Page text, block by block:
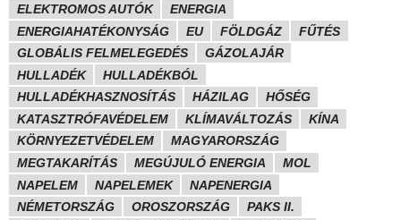
ELEKTROMOS AUTÓK
ENERGIA
ENERGIAHATÉKONYSÁG
EU FÖLDGÁZ
FŰTÉS
GLOBÁLIS FELMELEGEDÉS
GÁZOLAJÁR
HULLADÉK
HULLADÉKBÓL
HULLADÉKHASZNOSÍTÁS
HÁZILAG
HŐSÉG
KATASZTRÓFAVÉDELEM
KLÍMAVÁLTOZÁS
KÍNA
KÖRNYEZETVÉDELEM
MAGYARORSZÁG
MEGTAKARÍTÁS
MEGÚJULÓ ENERGIA
MOL
NAPELEM
NAPELEMEK
NAPENERGIA
NÉMETORSZÁG
OROSZORSZÁG
PAKS II.